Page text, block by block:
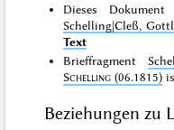
Dieses
Schelling|Cleß,
Text
Brieffragment
Schelling (06.1815)
Beziehungen zu